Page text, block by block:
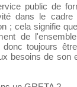
public de
dans le cadre
; cela signifie
de
toujours
besoins de son